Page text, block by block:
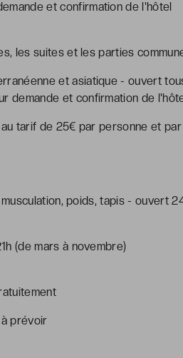
et confirmation de l'hôtel
les suites et les parties
et asiatique - ouvert
demande et confirmation de
tarif de 25€ par personne et
poids, tapis - ouvert
(de mars à novembre)
prévoir